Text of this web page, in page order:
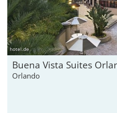
hotel.de
Buena Vista Suites
Orlando